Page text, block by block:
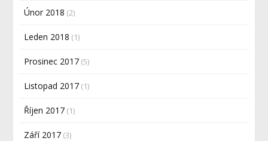
Únor 2018 (2)
Leden 2018 (1)
Prosinec 2017 (5)
Listopad 2017 (1)
Říjen 2017 (1)
Září 2017 (3)